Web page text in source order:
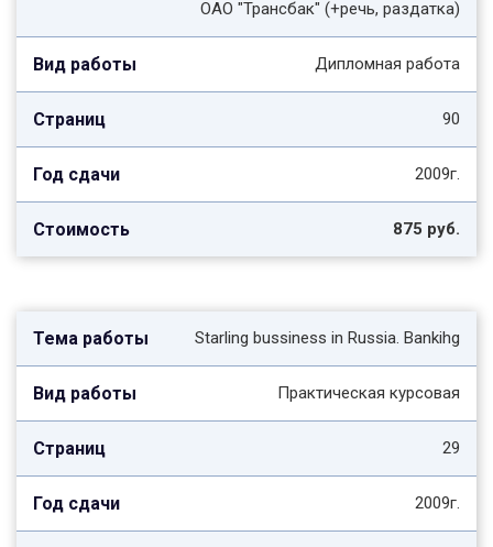
ОАО "Трансбак" (+речь, раздатка)
Дипломная работа
90
2009г.
875 руб.
Starling bussiness in Russia. Bankihg
Практическая курсовая
29
2009г.